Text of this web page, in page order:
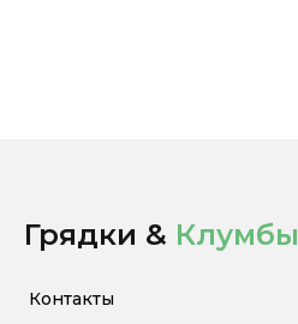
Грядки & Клумбы
Контакты